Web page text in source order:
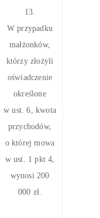
13.
W przypadku
małżonków,
którzy złożyli
oświadczenie
określone
w ust. 6, kwota
przychodów,
o której mowa
w ust. 1 pkt 4,
wynosi 200
000 zł.